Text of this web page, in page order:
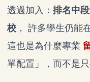
透過加入： 排名中
校 ， 許多學生仍能
這也是為什麼專業
單配置」，而不是只